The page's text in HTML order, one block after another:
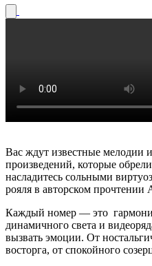
Вас ждут известные мелодии
произведений, которые
насладитесь сольными
рояля в авторском прочтении
Каждый номер — это
динамичного света и
вызвать эмоции. От
восторга, от спокойного